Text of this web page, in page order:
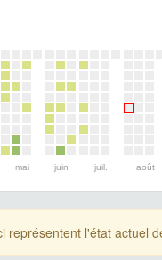
mai juin juil. août
représentent l'état actuel